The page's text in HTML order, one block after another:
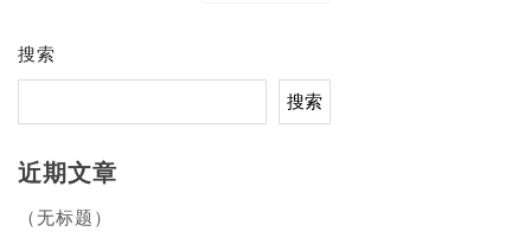
搜索
搜索
近期文章
（无标题）